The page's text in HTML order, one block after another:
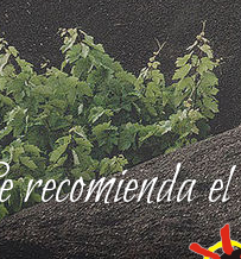
recomienda